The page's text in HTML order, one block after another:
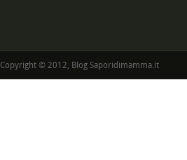
Copyright © 2012, Blog Saporidimamma.it